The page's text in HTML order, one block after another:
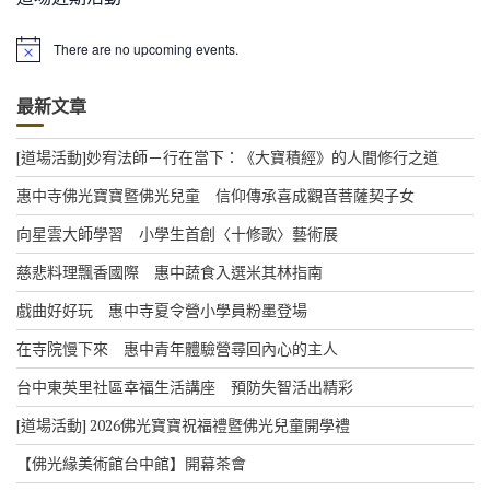
N
i
c
e
There are no upcoming events.
最新文章
[道場活動]妙宥法師－行在當下：《大寶積經》的人間修行之道
惠中寺佛光寶寶暨佛光兒童 信仰傳承喜成觀音菩薩契子女
向星雲大師學習 小學生首創〈十修歌〉藝術展
慈悲料理飄香國際 惠中蔬食入選米其林指南
戲曲好好玩 惠中寺夏令營小學員粉墨登場
在寺院慢下來 惠中青年體驗營尋回內心的主人
台中東英里社區幸福生活講座 預防失智活出精彩
[道場活動] 2026佛光寶寶祝福禮暨佛光兒童開學禮
【佛光緣美術館台中館】開幕茶會